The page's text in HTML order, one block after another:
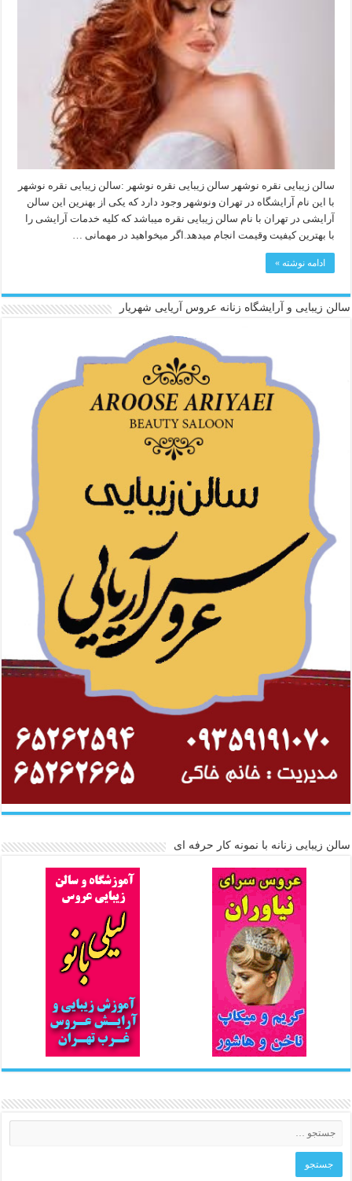
سالن زیبایی نقره نوشهر سالن زیبایی نقره نوشهر :سالن زیبایی نقره نوشهر
با این نام آرایشگاه در تهران ونوشهر وجود دارد که یکی از بهنرین این سالن
آرایشی در تهران با نام سالن زیبایی نقره میباشد که کلیه خدمات آرایشی را
با بهترین کیفیت وقیمت انجام میدهد.اگر میخواهید در مهمانی …
ادامه نوشته »
سالن زیبایی و آرایشگاه زنانه عروس آریایی شهریار
سالن زیبایی زنانه با نمونه کار حرفه ای